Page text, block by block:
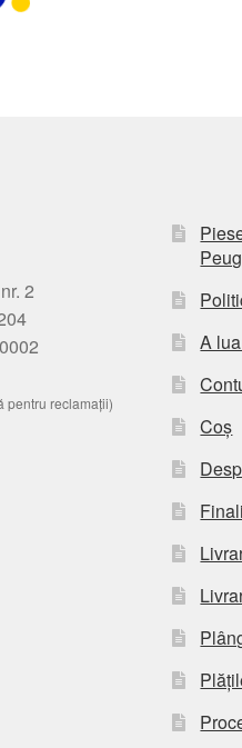
2
pentru reclamații)
A
Coș